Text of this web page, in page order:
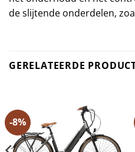
de slijtende onderdelen,
GERELATEERDE
-8%